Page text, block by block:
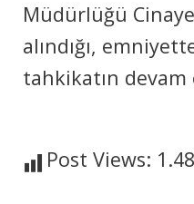
Müdürlüğü
alındığı,
tаhkikаtın dеvаm
Post Views: